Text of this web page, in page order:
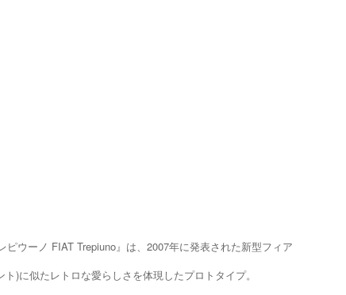
ウーノ FIAT Trepiuno』は、2007年に発表された新型フィア
)に似たレトロな愛らしさを体現したプロトタイプ。